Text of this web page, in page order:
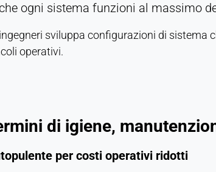
ogni sistema funzioni al massimo
sviluppa configurazioni di sistema
operativi.
di igiene,
per costi operativi ridotti